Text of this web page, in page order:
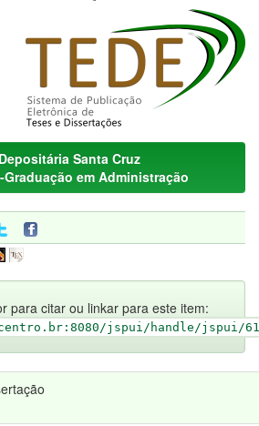
Santa Cruz
Graduação em Administração
para citar ou linkar para este item:
jspui/handle/jspui/